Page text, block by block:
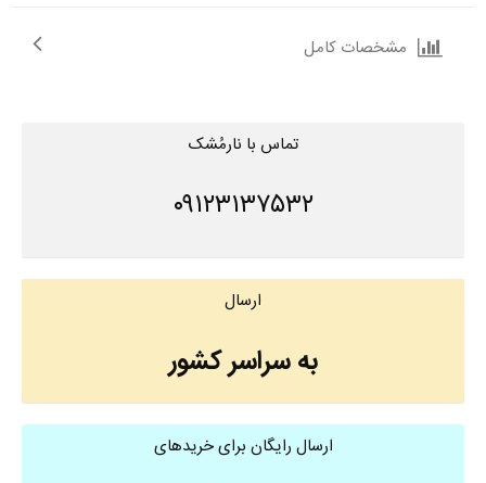
مشخصات کامل
تماس با نارمُشک
۰۹۱۲۳۱۳۷۵۳۲
ارسال
به سراسر کشور
ارسال رایگان برای خریدهای